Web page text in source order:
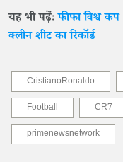
यह भी पढ़ेंःफीफा विश्व
क्लीन शीट का रिकॉर्ड
CristianoRonaldo
Football
CR7
primenewsnetwork